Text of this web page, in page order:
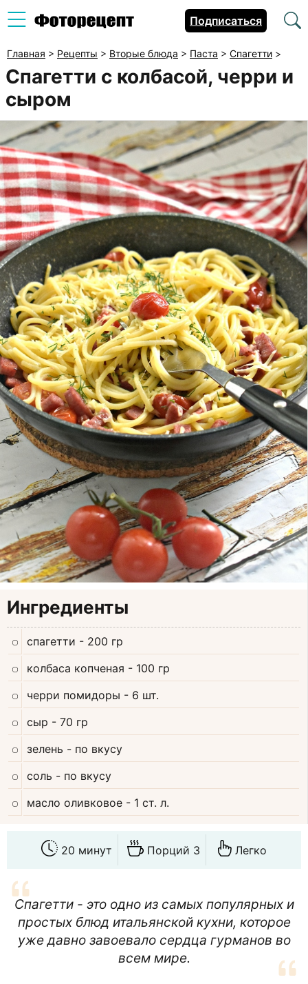
Подписаться
Главная > Рецепты > Вторые блюда > Паста > Спагетти >
Спагетти с колбасой, черри и
сыром
Ингредиенты
спагетти - 200 гр
колбаса копченая - 100 гр
черри помидоры - 6 шт.
сыр - 70 гр
зелень - по вкусу
соль - по вкусу
масло оливковое - 1 ст. л.
20 минут Порций 3 Легко
Спагетти - это одно из самых популярных и
простых блюд итальянской кухни, которое
уже давно завоевало сердца гурманов во
всем мире.